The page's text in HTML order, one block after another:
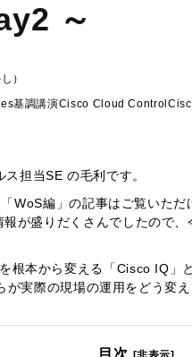
～
）
基調講演Cisco Cloud Control
担当SE の毛利です。
WoS編」の記事はご覧いた
が盛りだくさんでしたので
根本から変える「Cisco IQ」
実際の現場の運用をどう変
目次